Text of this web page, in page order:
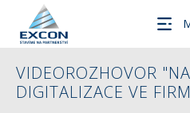
VIDEOROZHOVOR
DIGITALIZACE VE